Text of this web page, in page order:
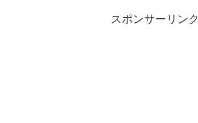
スポンサーリンク